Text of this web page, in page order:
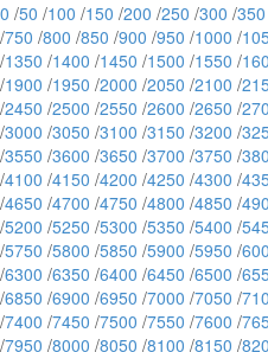
0 /50 /100 /150 /200 /250 /300 /350
/750 /800 /850 /900 /950 /1000 /
/1350 /1400 /1450 /1500 /1550 /
/1900 /1950 /2000 /2050 /2100 /
/2450 /2500 /2550 /2600 /2650 /
/3000 /3050 /3100 /3150 /3200 /
/3550 /3600 /3650 /3700 /3750 /
/4100 /4150 /4200 /4250 /4300 /
/4650 /4700 /4750 /4800 /4850 /
/5200 /5250 /5300 /5350 /5400 /
/5750 /5800 /5850 /5900 /5950 /
/6300 /6350 /6400 /6450 /6500 /
/6850 /6900 /6950 /7000 /7050 /
/7400 /7450 /7500 /7550 /7600 /
/7950 /8000 /8050 /8100 /8150 /